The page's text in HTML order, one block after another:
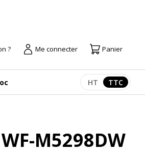
? Me connecter Panier
Afficher les
HT TTC
M5298DW